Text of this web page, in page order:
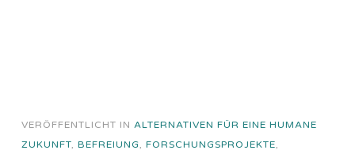
VERÖFFENTLICHT IN ALTERNATIVEN FÜR EINE HUMANE
ZUKUNFT, BEFREIUNG, FORSCHUNGSPROJEKTE,